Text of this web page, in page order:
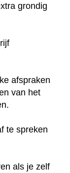
grondig
afspraken
van het
te spreken
als je zelf